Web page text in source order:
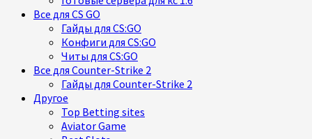
Все для CS GO
Гайды для CS:GO
Конфиги для CS:GO
Читы для CS:GO
Все для Counter-Strike 2
Гайды для Counter-Strike 2
Другое
Top Betting sites
Aviator Game